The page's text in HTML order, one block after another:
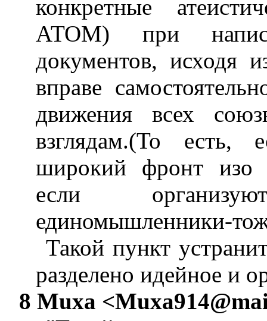
конкретные
АТОМ) при
документов, исходя
вправе
движения всех
взглядам.(То есть,
широкий фронт изо
если
единомышленники-
Такой пункт
разделено идейное и
8 Muxa <